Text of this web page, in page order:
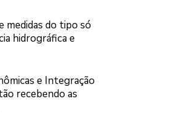
medidas do tipo só
hidrográfica e
e Integração
recebendo as